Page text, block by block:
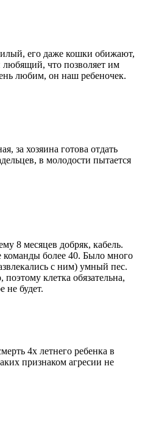
его даже кошки обижают,
любящий, что позволяет им
любим, он наш ребеночек.
за хозяина готова отдать
в молодости пытается
8 месяцев добряк, кабель.
команды более 40. Было много
с ним) умный пес.
клетка обязательна,
не будет.
4х летнего ребенка в
признаком агресии не